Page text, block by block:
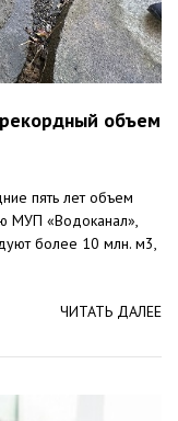
объем
пять лет объем
МУП «Водоканал»,
более 10 млн. м3,
ЧИТАТЬ ДАЛЕЕ